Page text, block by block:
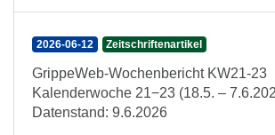
2026-06-12 Zeitschriftenartikel
GrippeWeb-Wochenbericht KW21-23
Kalenderwoche 21−23 (18.5. –
Datenstand: 9.6.2026